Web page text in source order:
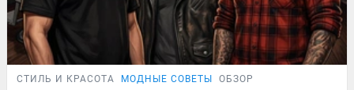
СТИЛЬ И КРАСОТА МОДНЫЕ СОВЕТЫ ОБЗОР